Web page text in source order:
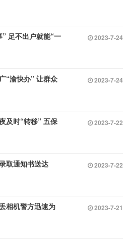
足不出户就能“一
2023-7-24
“渝快办” 让群众
2023-7-24
及时“转移” 五保
2023-7-22
取通知书送达 2023-7-22
相机警方迅速为
2023-7-21